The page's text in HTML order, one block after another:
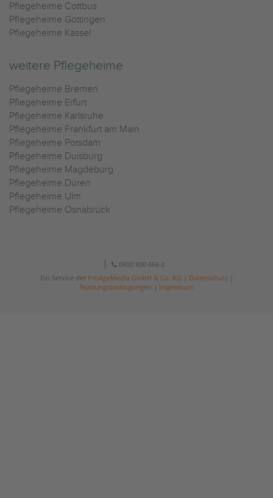
Pflegeheime Cottbus
Pflegeheime Göttingen
Pflegeheime Kassel
weitere Pflegeheime
Pflegeheime Bremen
Pflegeheime Erfurt
Pflegeheime Karlsruhe
Pflegeheime Frankfurt am Main
Pflegeheime Potsdam
Pflegeheime Duisburg
Pflegeheime Magdeburg
Pflegeheime Düren
Pflegeheime Ulm
Pflegeheime Osnabrück
0800 800 666 0
Ein Service der ProAgeMedia GmbH & Co. KG Datenschutz|
Nutzungsbedingungen
Impressum